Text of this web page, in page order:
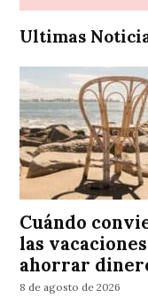
Ultimas
Cuándo
las
ahorrar
8 de agosto de 2026